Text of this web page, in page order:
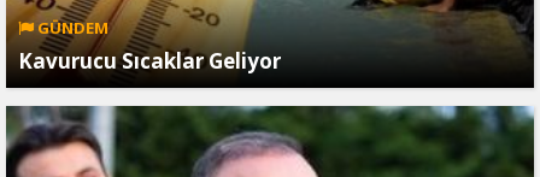
GÜNDEM
Kavurucu Sıcaklar Geliyor